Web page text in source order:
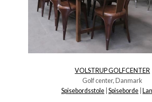
VOLSTRUP GOLFCENTER
Golf center, Danmark
Spisebordsstole Spiseborde